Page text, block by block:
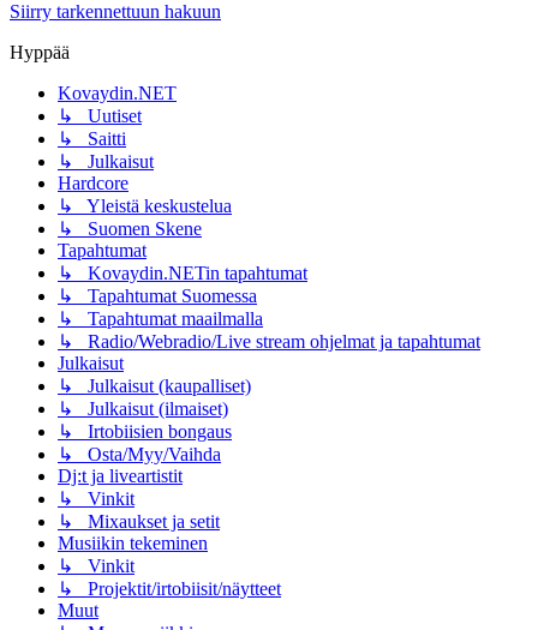
Siirry tarkennettuun hakuun
Hyppää
Kovaydin.NET
↳ Uutiset
↳ Saitti
↳ Julkaisut
Hardcore
↳ Yleistä keskustelua
↳ Suomen Skene
Tapahtumat
↳ Kovaydin.NETin tapahtumat
↳ Tapahtumat Suomessa
↳ Tapahtumat maailmalla
↳ Radio/Webradio/Live stream ohjelmat ja tapahtumat
Julkaisut
↳ Julkaisut (kaupalliset)
↳ Julkaisut (ilmaiset)
↳ Irtobiisien bongaus
↳ Osta/Myy/Vaihda
Dj:t ja liveartistit
↳ Vinkit
↳ Mixaukset ja setit
Musiikin tekeminen
↳ Vinkit
↳ Projektit/irtobiisit/näytteet
Muut